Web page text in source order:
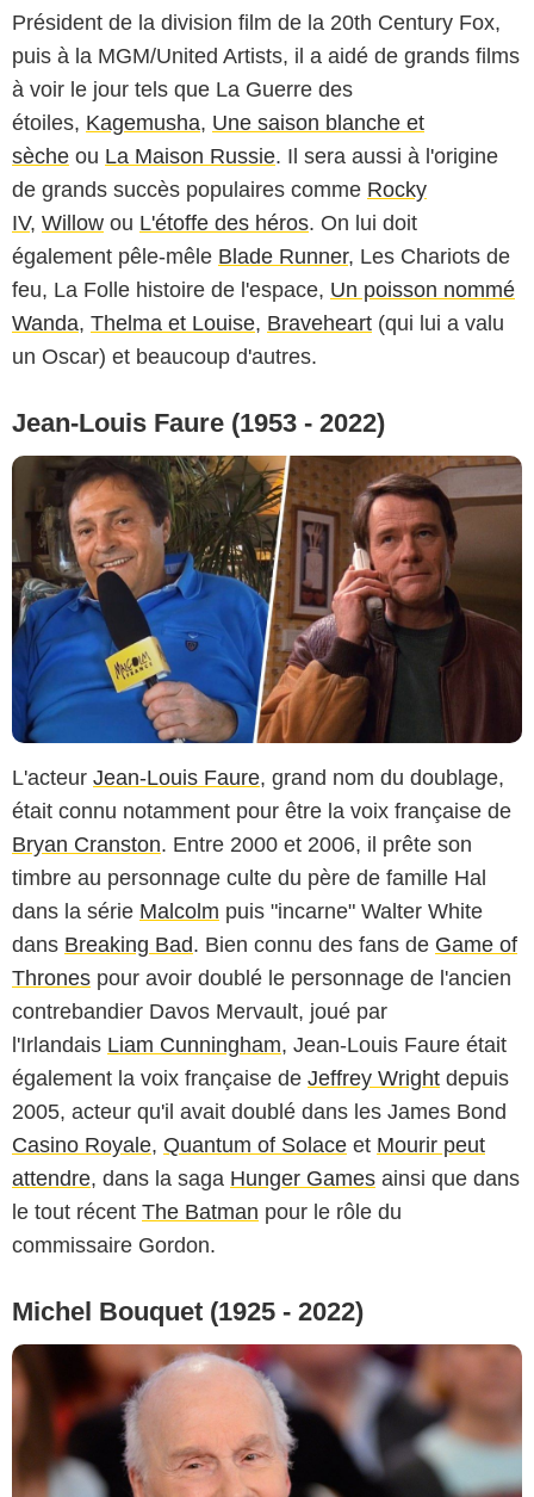
Président de la division film de la 20th Century Fox,
puis à la MGM/United Artists, il a aidé de grands films
à voir le jour tels que La Guerre des
étoiles, Kagemusha, Une saison blanche et
sèche ou La Maison Russie. Il sera aussi à l'origine
de grands succès populaires comme Rocky
IV, Willow ou L'étoffe des héros. On lui doit
également pêle-mêle Blade Runner, Les Chariots de
feu, La Folle histoire de l'espace, Un poisson nommé
Wanda, Thelma et Louise, Braveheart (qui lui a valu
un Oscar) et beaucoup d'autres.
Jean-Louis Faure (1953 - 2022)
Malcolm France / Capture d'écran / Fox Broadcasting Company
L'acteur Jean-Louis Faure, grand nom du doublage,
était connu notamment pour être la voix française de
Bryan Cranston. Entre 2000 et 2006, il prête son
timbre au personnage culte du père de famille Hal
dans la série Malcolm puis "incarne" Walter White
dans Breaking Bad. Bien connu des fans de Game of
Thrones pour avoir doublé le personnage de l'ancien
contrebandier Davos Mervault, joué par
l'Irlandais Liam Cunningham, Jean-Louis Faure était
également la voix française de Jeffrey Wright depuis
2005, acteur qu'il avait doublé dans les James Bond
Casino Royale, Quantum of Solace et Mourir peut
attendre, dans la saga Hunger Games ainsi que dans
le tout récent The Batman pour le rôle du
commissaire Gordon.
Michel Bouquet (1925 - 2022)